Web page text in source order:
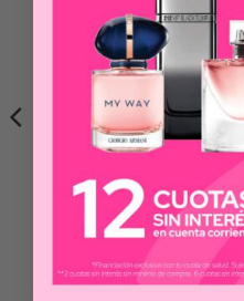
EUCERIN
DERMOPURE GEL
LIMPIADOR FACIAL X
200 ML
$59.367